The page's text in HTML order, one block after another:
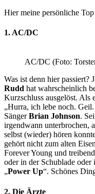
Hier meine persönliche Top
1. AC/DC
AC/DC (Foto:
Was ist denn hier passiert?
Rudd hat wahrscheinlich
Kurzschluss ausgelöst. Als
„Hurra, ich lebe noch.
SängerBrian Johnson.
irgendwann unterbrochen,
selbst (wieder) hören
gehört nicht zum alten
Forever Young und
oder in der Schublade
„Power Up“. Schönes
2. Die Ärzte